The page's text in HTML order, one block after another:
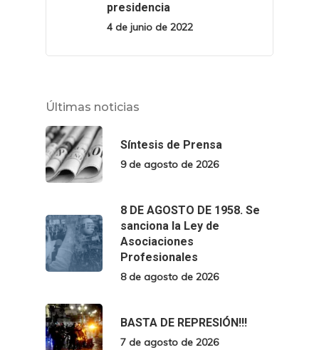
presidencia
4 de junio de 2022
Últimas noticias
Síntesis de Prensa
9 de agosto de 2026
8 DE AGOSTO DE 1958. Se
sanciona la Ley de
Asociaciones
Profesionales
8 de agosto de 2026
BASTA DE REPRESIÓN!!!
7 de agosto de 2026